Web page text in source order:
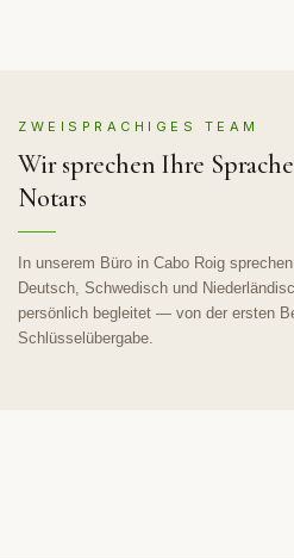
ZWEISPRACHIGES TEAM
Wir sprechen Ihre
Notars
In unserem Büro in Cabo Roig
Deutsch, Schwedisch und
persönlich begleitet — von der ersten
Schlüsselübergabe.